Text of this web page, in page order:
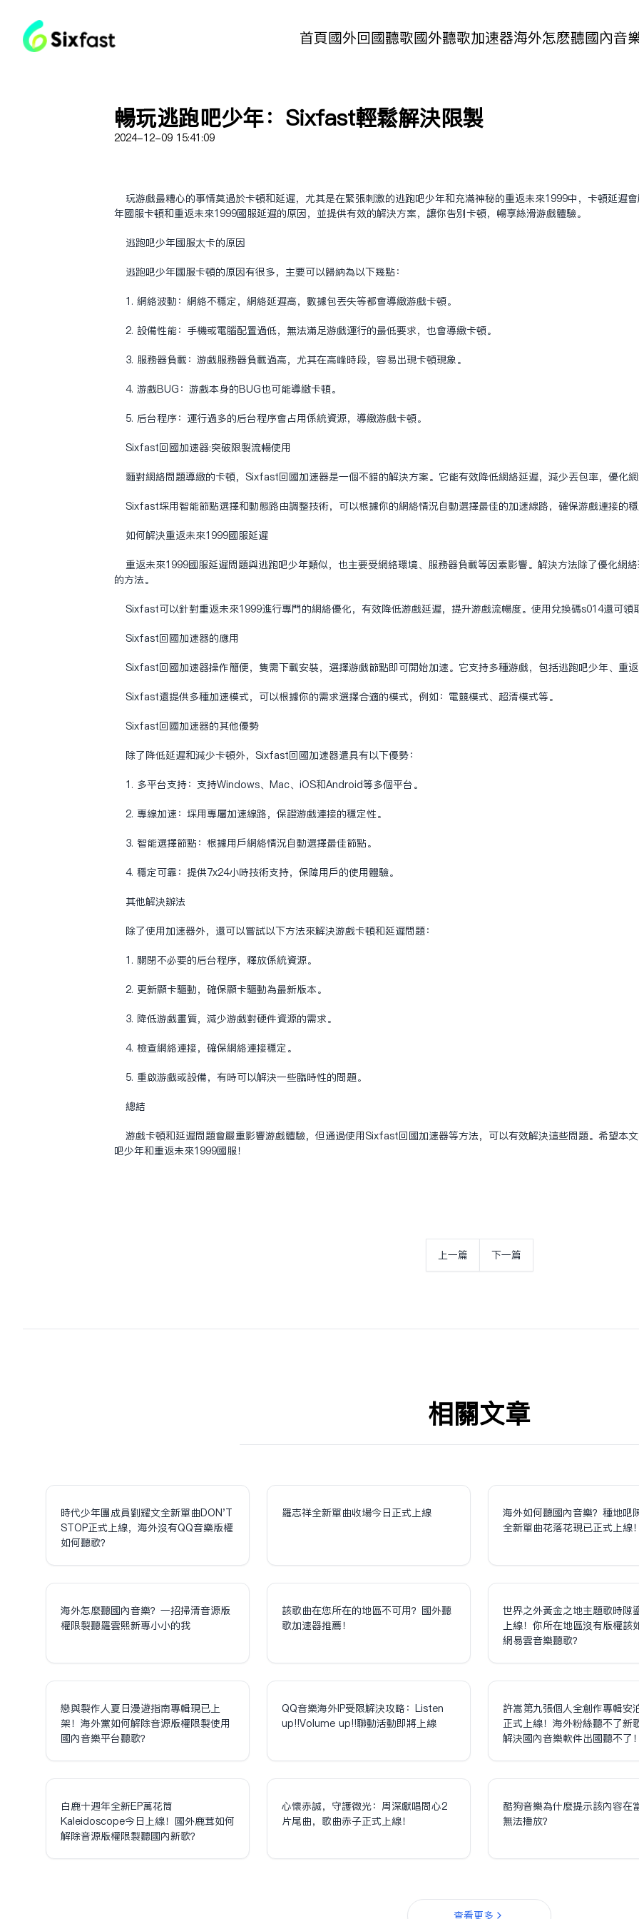
首頁國外回國聽歌國外聽歌加速器海外怎麽聽國內音
畅玩逃跑吧少年：Sixfast轻松解决限制
2024-12-09 15:41:09
玩游戏最糟心的事情莫过于卡顿和延迟，尤其是在紧张刺激的逃跑吧少年和充满神秘的重返未来1999中，卡顿延迟
年国服卡顿和重返未来1999国服延迟的原因，并提供有效的解决方案，让你告别卡顿，畅享丝滑游戏体验。
逃跑吧少年国服太卡的原因
逃跑吧少年国服卡顿的原因有很多，主要可以归纳为以下几点：
1. 网络波动：网络不稳定，网络延迟高，数据包丢失等都会导致游戏卡顿。
2. 设备性能：手机或电脑配置过低，无法满足游戏运行的最低要求，也会导致卡顿。
3. 服务器负载：游戏服务器负载过高，尤其在高峰时段，容易出现卡顿现象。
4. 游戏BUG：游戏本身的BUG也可能导致卡顿。
5. 后台程序：运行过多的后台程序会占用系统资源，导致游戏卡顿。
Sixfast回国加速器:突破限制流畅使用
面对网络问题导致的卡顿，Sixfast回国加速器是一个不错的解决方案。它能有效降低网络延迟，减少丢包率，优化
Sixfast采用智能节点选择和动态路由调整技术，可以根据你的网络情况自动选择最佳的加速线路，确保游戏连接的稳
如何解决重返未来1999国服延迟
重返未来1999国服延迟问题与逃跑吧少年类似，也主要受网络环境、服务器负载等因素影响。解决方法除了优化网
的方法。
Sixfast可以针对重返未来1999进行专门的网络优化，有效降低游戏延迟，提升游戏流畅度。使用兑换码s014还可领
Sixfast回国加速器的应用
Sixfast回国加速器操作简便，只需下载安装，选择游戏节点即可开始加速。它支持多种游戏，包括逃跑吧少年、重返
Sixfast还提供多种加速模式，可以根据你的需求选择合适的模式，例如：电竞模式、超清模式等。
Sixfast回国加速器的其他优势
除了降低延迟和减少卡顿外，Sixfast回国加速器还具有以下优势：
1. 多平台支持：支持Windows、Mac、iOS和Android等多个平台。
2. 专线加速：采用专属加速线路，保证游戏连接的稳定性。
3. 智能选择节点：根据用户网络情况自动选择最佳节点。
4. 稳定可靠：提供7x24小时技术支持，保障用户的使用体验。
其他解决办法
除了使用加速器外，还可以尝试以下方法来解决游戏卡顿和延迟问题：
1. 关闭不必要的后台程序，释放系统资源。
2. 更新显卡驱动，确保显卡驱动为最新版本。
3. 降低游戏画质，减少游戏对硬件资源的需求。
4. 检查网络连接，确保网络连接稳定。
5. 重启游戏或设备，有时可以解决一些临时性的问题。
总结
游戏卡顿和延迟问题会严重影响游戏体验，但通过使用Sixfast回国加速器等方法，可以有效解决这些问题。希望本
吧少年和重返未来1999国服！
上一篇 下一篇
相关文章
時代少年團成員劉耀文全新單曲DON'T
STOP正式上線，海外沒有QQ音樂版權
如何聽歌？
羅志祥全新單曲收場今日正式上線
海外如何聽國內音樂？種地吧
全新單曲花落花現已正式上線！
海外怎麼聽國內音樂？一招掃清音源版
權限制聽羅雲熙新專小小的我
該歌曲在您所在的地區不可用？國外聽
歌加速器推薦！
世界之外黃金之地主題歌時隙
上線！你所在地區沒有版權該
網易雲音樂聽歌？
戀與製作人夏日漫遊指南專輯現已上
架！海外黨如何解除音源版權限制使用
國內音樂平台聽歌？
QQ音樂海外IP受限解決攻略：Listen
up!!Volume up!!聯動活動即將上線
許嵩第九張個人全創作專輯安
正式上線！海外粉絲聽不了新
解決國內音樂軟件出國聽不了！
白鹿十週年全新EP萬花筒
Kaleidoscope今日上線！國外鹿茸如何
解除音源版權限制聽國內新歌？
心懷赤誠，守護微光：周深獻唱問心2
片尾曲，歌曲赤子正式上線！
酷狗音樂為什麼提示該內容在
無法播放？
查看更多